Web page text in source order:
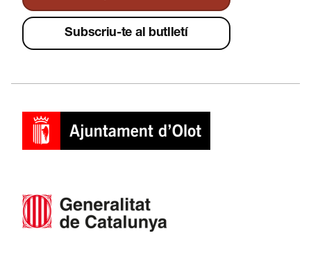
Subscriu-te al butlletí